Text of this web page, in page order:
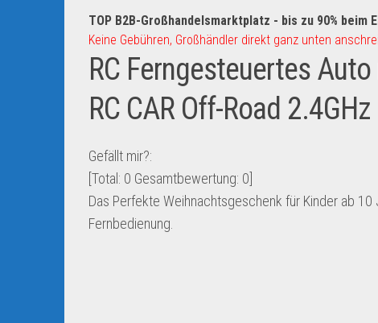
TOP B2B-Großhandelsmarktplatz - bis zu 90% beim
Keine Gebühren, Großhändler direkt ganz unten
RC Ferngesteuertes
RC CAR Off-Road 2.4GHz
Gefällt mir?:
[Total: 0 Gesamtbewertung: 0
Das Perfekte Weihnachtsgeschenk für Kinder ab
Fernbedienung.